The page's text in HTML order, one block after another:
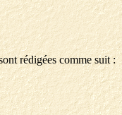
rédigées comme suit :